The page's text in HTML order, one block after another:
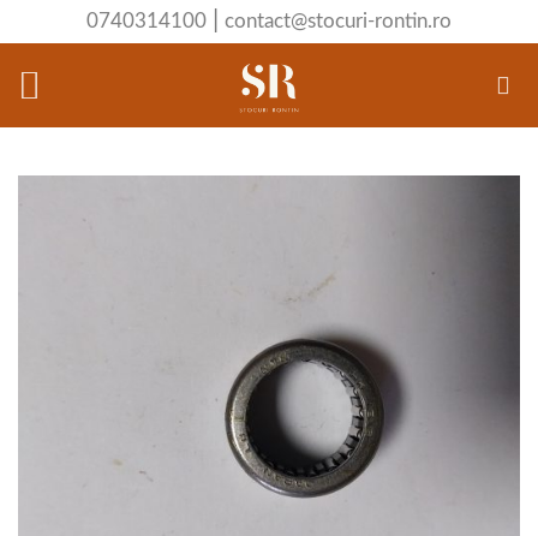
content
0740314100 contact@stocuri-rontin.ro